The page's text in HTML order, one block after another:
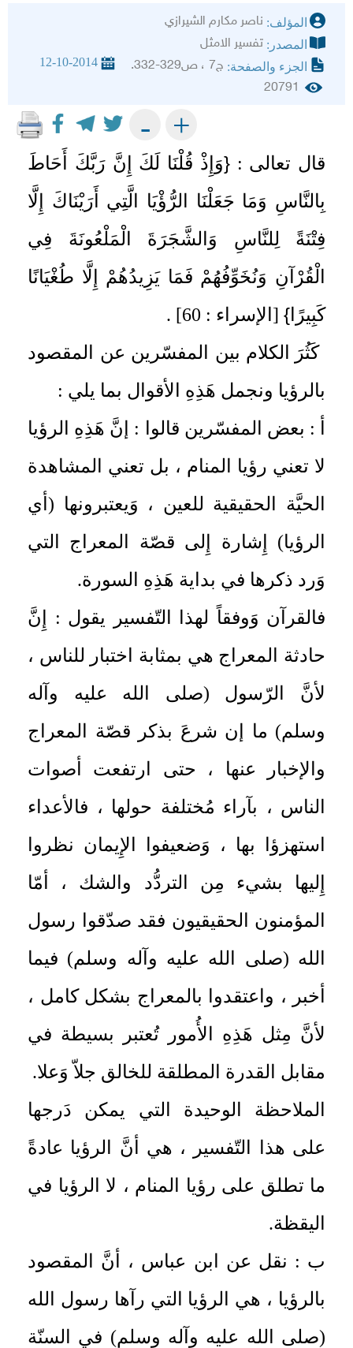
المؤلف: ناصر مكارم الشيرازي
المصدر: تفسير الامثل
الجزء والصفحة: ج7 ، ص329-332. 12-10-2014
20791
+
-
قال تعالى :{وَإِذْ قُلْنَا لَكَ إِنَّ رَبَّكَ أَحَاطَ
بِالنَّاسِ وَمَا جَعَلْنَا الرُّؤْيَا الَّتِي أَرَيْنَاكَ إِلَّا
فِتْنَةً لِلنَّاسِ وَالشَّجَرَةَ الْمَلْعُونَةَ فِي
الْقُرْآنِ وَنُخَوِّفُهُمْ فَمَا يَزِيدُهُمْ إِلَّا طُغْيَانًا
كَبِيرًا } [الإسراء : 60] .
كَثُرَ الكلام بين المفسّرين عن المقصود
بالرؤيا ونجمل هَذِهِ الأقوال بما يلي :
أ : بعض المفسّرين قالوا : إنَّ هَذِهِ الرؤيا
لا تعني رؤيا المنام ، بل تعني المشاهدة
الحيَّة الحقيقية للعين ، وَيعتبرونها (أي
الرؤيا) إِشارة إِلى قصّة المعراج التي
وَرد ذكرها في بداية هَذِهِ السورة.
فالقرآن وَوفقاً لهذا التّفسير يقول : إِنَّ
حادثة المعراج هي بمثابة اختبار للناس ،
لأنَّ الرّسول (صلى الله عليه وآله
وسلم) ما إن شرعَ بذكر قصّة المعراج
والإخبار عنها ، حتى ارتفعت أصوات
الناس ، بآراء مُختلفة حولها ، فالأعداء
استهزؤا بها ، وَضعيفوا الإِيمان نظروا
إِليها بشيء مِن التردُّد والشك ، أمّا
المؤمنون الحقيقيون فقد صدّقوا رسول
الله (صلى الله عليه وآله وسلم) فيما
أخبر ، واعتقدوا بالمعراج بشكل كامل ،
لأنَّ مِثل هَذِهِ الأُمور تُعتبر بسيطة في
مقابل القدرة المطلقة للخالق جلاّ وَعلا.
الملاحظة الوحيدة التي يمكن دَرجها
على هذا التّفسير ، هي أنَّ الرؤيا عادةً
ما تطلق على رؤيا المنام ، لا الرؤيا في
اليقظة.
ب : نقل عن ابن عباس ، أنَّ المقصود
بالرؤيا ، هي الرؤيا التي رآها رسول الله
(صلى الله عليه وآله وسلم) في السنّة